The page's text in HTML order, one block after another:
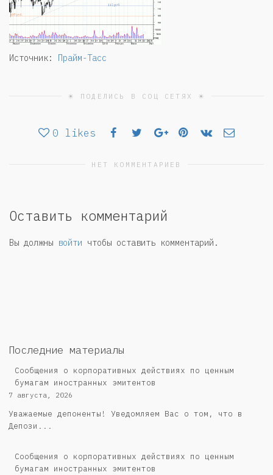
Источник: Прайм-Тасс
☀ ПОДЕЛИСЬ В СОЦ СЕТЯХ ☀
0 likes
НЕТ КОММЕНТАРИЕВ
Оставить комментарий
Вы должны войти чтобы оставить комментарий.
Последние материалы
Сообщения о корпоративных действиях по ценным
бумагам иностранных эмитентов
7 августа, 2026
Уважаемые депоненты! Уведомляем Вас о том, что в
Депози...
Сообщения о корпоративных действиях по ценным
бумагам иностранных эмитентов